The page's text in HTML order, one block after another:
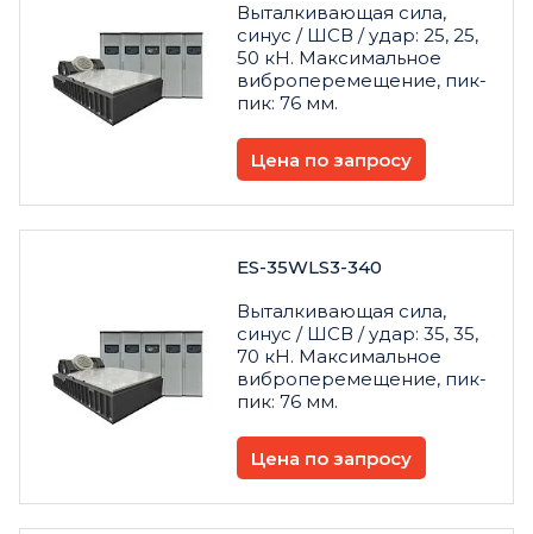
Выталкивающая сила,
синус / ШСВ / удар: 25, 25,
50 кН. Максимальное
виброперемещение, пик-
пик: 76 мм.
Цена по запросу
ES-35WLS3-340
Выталкивающая сила,
синус / ШСВ / удар: 35, 35,
70 кН. Максимальное
виброперемещение, пик-
пик: 76 мм.
Цена по запросу